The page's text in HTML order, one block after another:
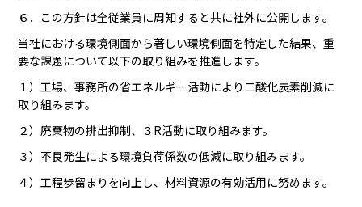
６．この方針は全従業員に周知すると共に社外に公開します。
当社における環境側面から著しい環境側面を特定した結果、重
要な課題について以下の取り組みを推進します。
１）工場、事務所の省エネルギー活動により二酸化炭素削減に
取り組みます。
２）廃棄物の排出抑制、３R活動に取り組みます。
３）不良発生による環境負荷係数の低減に取り組みます。
４）工程歩留まりを向上し、材料資源の有効活用に努めます。